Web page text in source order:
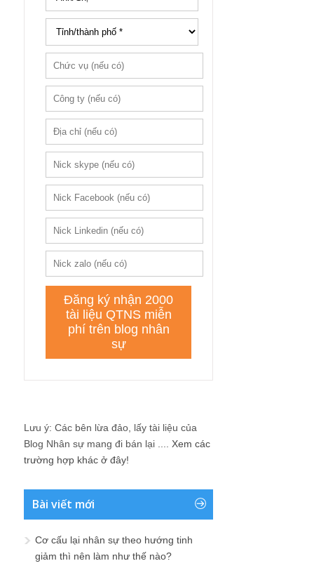
Lưu ý: Các bên lừa đảo, lấy tài liệu của
Blog Nhân sự mang đi bán lại .... Xem các
trường hợp khác ở đây!
Bài viết mới
Cơ cấu lại nhân sự theo hướng tinh
giảm thì nên làm như thế nào?